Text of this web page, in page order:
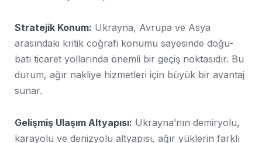
Stratejik Konum: Ukrayna, Avrupa ve Asya
arasındaki kritik coğrafi konumu sayesinde doğu-
batı ticaret yollarında önemli bir geçiş noktasıdır. Bu
durum, ağır nakliye hizmetleri için büyük bir avantaj
sunar.
Gelişmiş Ulaşım Altyapısı: Ukrayna’nın demiryolu,
karayolu ve denizyolu altyapısı, ağır yüklerin farklı